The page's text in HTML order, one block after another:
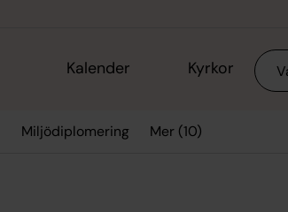
Kalender Kyrkor Sök
Miljödiplomering Mer (10)